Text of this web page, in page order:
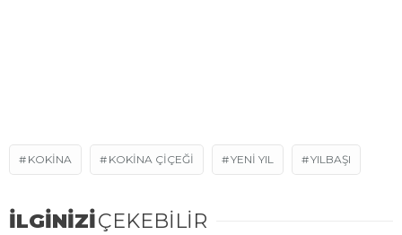
KOKINA KOKINA ÇIÇEĞI YENI YIL YILBAŞI
İLGİNİZİÇEKEBİLİR